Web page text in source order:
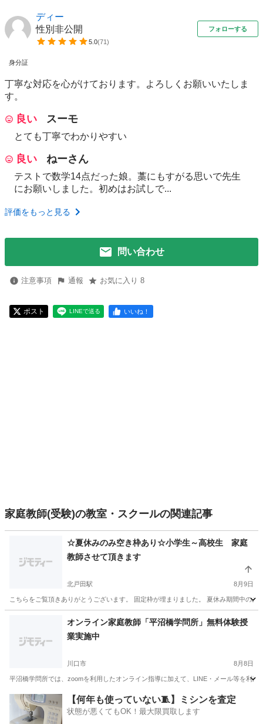
ディー
性別非公開
5.0(71)
フォローする
身分証
丁寧な対応を心がけております。よろしくお願いいたしま
す。
良い スーモ
とても丁寧でわかりやすい
良い ねーさん
テストで数学14点だった娘。藁にもすがる思いで先生
にお願いしました。初めはお試しで...
評価をもっと見る
問い合わせ
注意事項 通報 お気に入り 8
ポスト LINEで送る いいね！
家庭教師(受験)の教室・スクールの関連記事
☆夏休みのみ空き枠あり☆小学生～高校生 家庭
教師させて頂きます
北戸田駅 8月9日
こちらをご覧頂きありがとうございます。 固定枠が埋まりました。 夏休み期間中の
さいたま市 北戸田駅 家庭教師
オンライン家庭教師「平沼橋学問所」無料体験授
業実施中
川口市 8月8日
平沼橋学問所では、zoomを利用したオンライン指導に加えて、LINE・メール等を利
埼玉 川口市 家庭教師 無料
【何年も使っていない🧵】ミシンを査定
状態が悪くてもOK！最大限買取します